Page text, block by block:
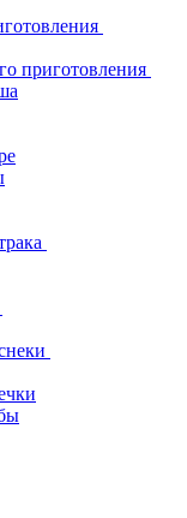
приготовления